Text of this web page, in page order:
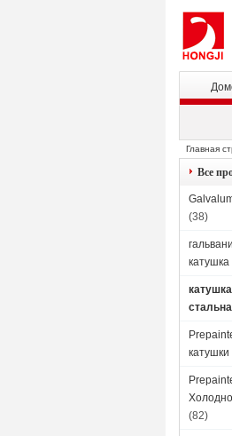
Главная
Galvalume
Все
(38)
катушка
катушки
(82)